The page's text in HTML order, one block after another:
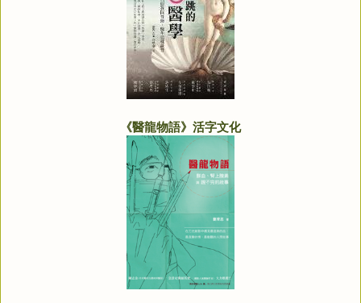
《醫龍物語》活字文化